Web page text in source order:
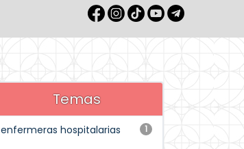
Temas
1
enfermeras hospitalarias